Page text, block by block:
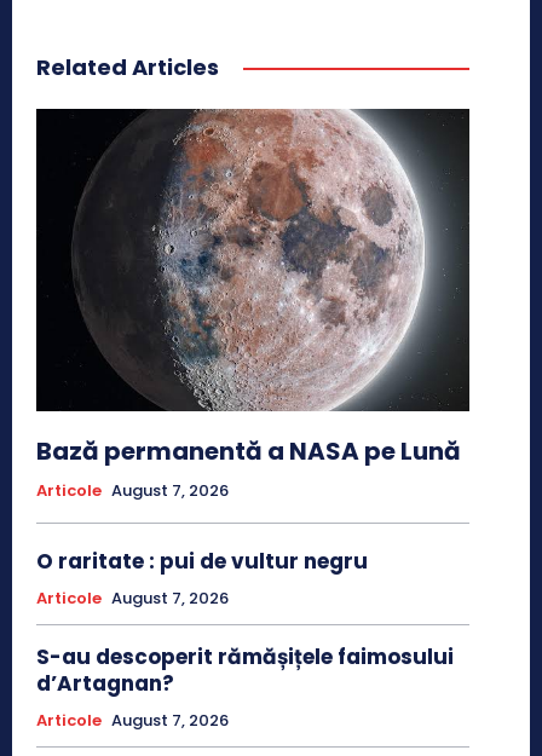
Related Articles
Bază permanentă a NASA pe Lună
Articole August 7, 2026
O raritate : pui de vultur negru
Articole August 7, 2026
S-au descoperit rămășițele faimosului
d’Artagnan?
Articole August 7, 2026